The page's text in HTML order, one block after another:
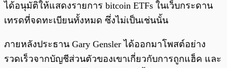
ได้อนุมัติให้แสดงรายการ bitcoin ETFs ในเว็บกระดาน
เทรดที่จดทะเบียนทั้งหมด ซึ่งไม่เป็นเช่นนั้น
ภายหลังประธาน Gary Gensler ได้ออกมาโพสต์อย่าง
รวดเร็วจากบัญชีส่วนตัวของเขาเกี่ยวกับการถูกแฮ็ค และ